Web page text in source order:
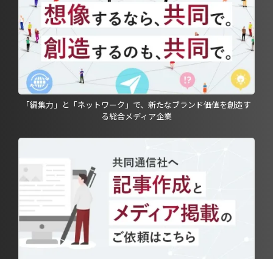
「編集力」と「ネットワーク」で、新たなブランド価値を創造す
る総合メディア企業